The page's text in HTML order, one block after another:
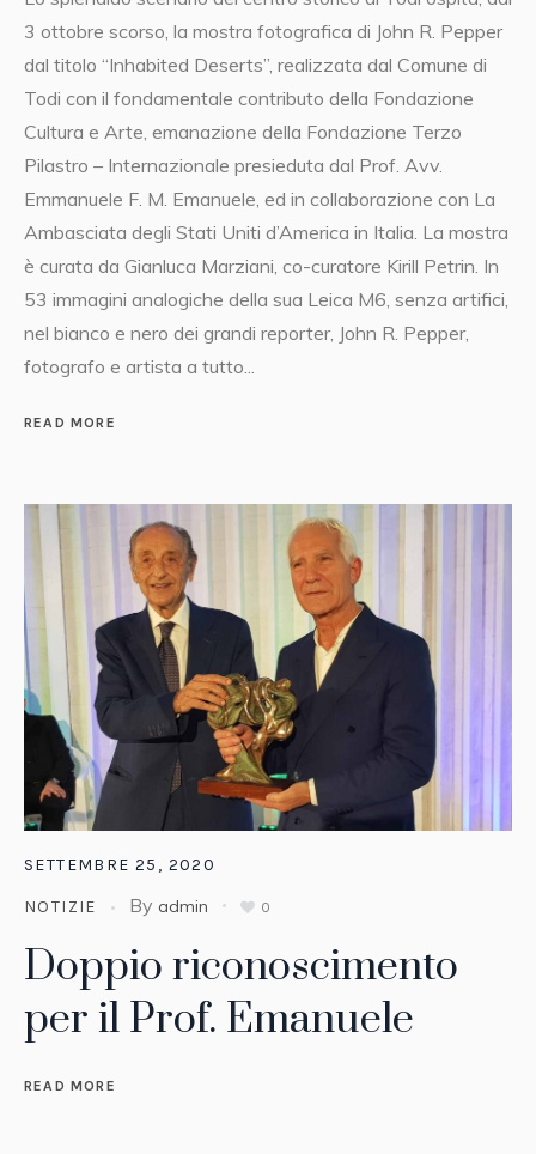
3 ottobre scorso, la mostra fotografica di John R. Pepper
dal titolo “Inhabited Deserts”, realizzata dal Comune di
Todi con il fondamentale contributo della Fondazione
Cultura e Arte, emanazione della Fondazione Terzo
Pilastro – Internazionale presieduta dal Prof. Avv.
Emmanuele F. M. Emanuele, ed in collaborazione con La
Ambasciata degli Stati Uniti d’America in Italia. La mostra
è curata da Gianluca Marziani, co-curatore Kirill Petrin. In
53 immagini analogiche della sua Leica M6, senza artifici,
nel bianco e nero dei grandi reporter, John R. Pepper,
fotografo e artista a tutto...
READ MORE
SETTEMBRE 25, 2020
NOTIZIE By admin 0
Doppio riconoscimento
per il Prof. Emanuele
READ MORE